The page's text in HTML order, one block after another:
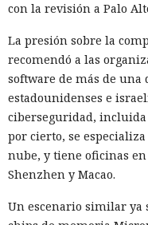
con la revisión a Palo
La presión sobre la
recomendó a las
software de más de una
estadounidenses e
ciberseguridad, incluida
por cierto, se
nube, y tiene oficinas
Shenzhen y Macao.
Un escenario similar ya